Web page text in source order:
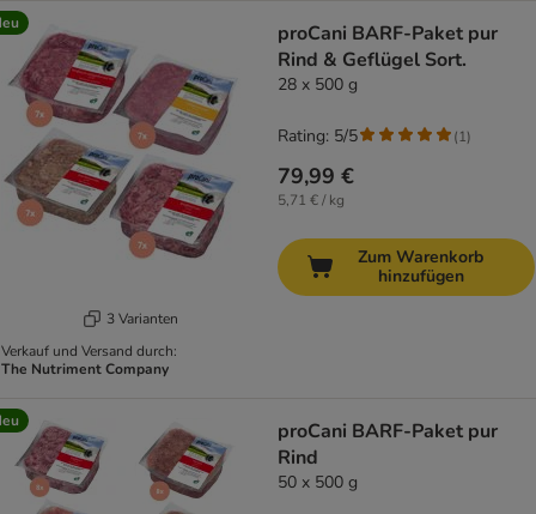
3 Varianten
Verkauf und Versand durch:
The Nutriment Company
proCani BARF-Paket pur
Rind & Geflügel Sort.
28 x 500 g
79,99 €
5,71 € / kg
Rating: 5/5 (1)
Zum Warenkorb
hinzufügen
proCani BARF-Paket pur
Rind
50 x 500 g